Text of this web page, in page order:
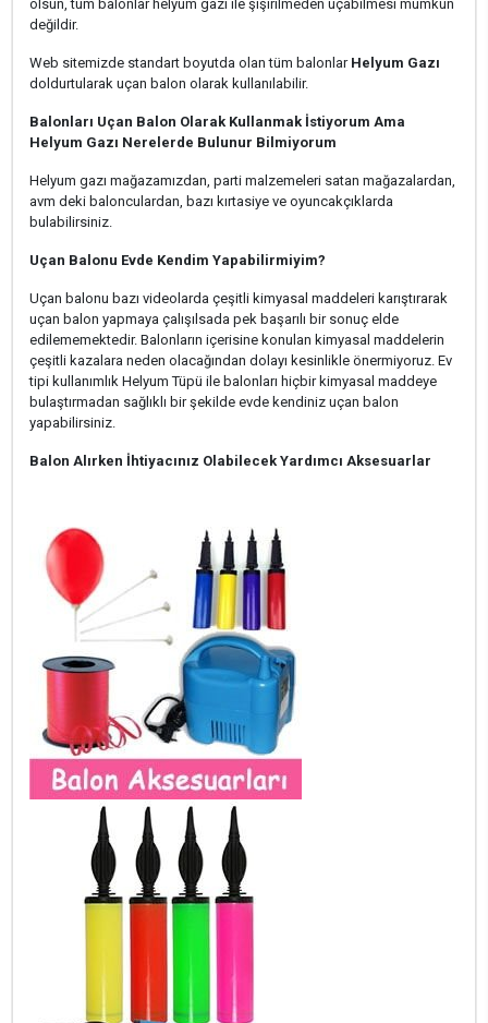
olsun, tüm balonlar helyum gazı ile şişirilmeden uçabilmesi mümkün
değildir.
Web sitemizde standart boyutda olan tüm balonlar Helyum Gazı
doldurtularak uçan balon olarak kullanılabilir.
Balonları Uçan Balon Olarak Kullanmak İstiyorum Ama
Helyum Gazı Nerelerde Bulunur Bilmiyorum
Helyum gazı mağazamızdan, parti malzemeleri satan mağazalardan,
avm deki balonculardan, bazı kırtasiye ve oyuncakçıklarda
bulabilirsiniz.
Uçan Balonu Evde Kendim Yapabilirmiyim?
Uçan balonu bazı videolarda çeşitli kimyasal maddeleri karıştırarak
uçan balon yapmaya çalışılsada pek başarılı bir sonuç elde
edilememektedir. Balonların içerisine konulan kimyasal maddelerin
çeşitli kazalara neden olacağından dolayı kesinlikle önermiyoruz. Ev
tipi kullanımlık Helyum Tüpü ile balonları hiçbir kimyasal maddeye
bulaştırmadan sağlıklı bir şekilde evde kendiniz uçan balon
yapabilirsiniz.
Balon Alırken İhtiyacınız Olabilecek Yardımcı Aksesuarlar